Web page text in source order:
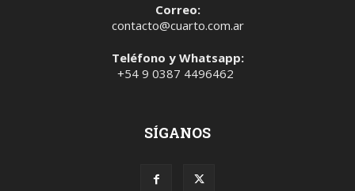
Correo:
contacto@cuarto.com.ar
Teléfono y Whatsapp:
+54 9 0387 4496462
SÍGANOS